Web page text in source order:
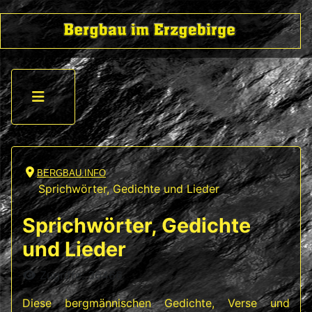
BERGBAU.INFO
Sprichwörter, Gedichte und Lieder
Sprichwörter, Gedichte
und Lieder
DetailsZugriffe: 36466
Diese bergmännischen Gedichte, Verse und